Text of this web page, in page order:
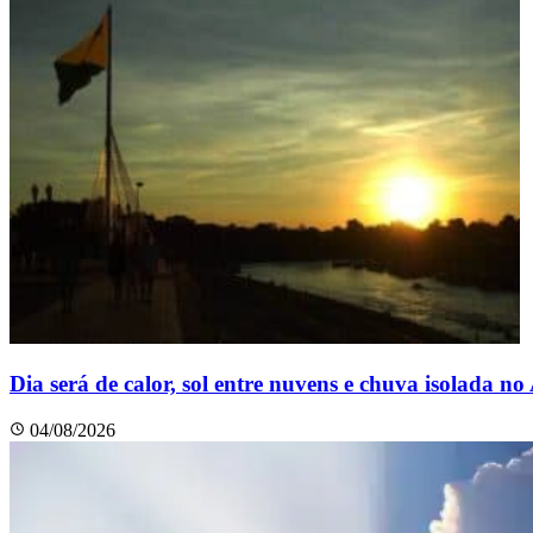
Dia será de calor, sol entre nuvens e chuva isolada no
04/08/2026